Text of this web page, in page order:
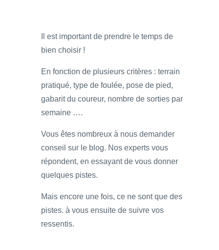
Il est important de prendre le temps de
bien choisir !
En fonction de plusieurs critères : terrain
pratiqué, type de foulée, pose de pied,
gabarit du coureur, nombre de sorties par
semaine ….
Vous êtes nombreux à nous demander
conseil sur le blog. Nos experts vous
répondent, en essayant de vous donner
quelques pistes.
Mais encore une fois, ce ne sont que des
pistes. à vous ensuite de suivre vos
ressentis.